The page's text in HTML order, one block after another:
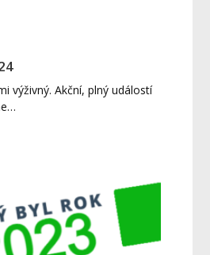
výživný. Akční, plný událostí